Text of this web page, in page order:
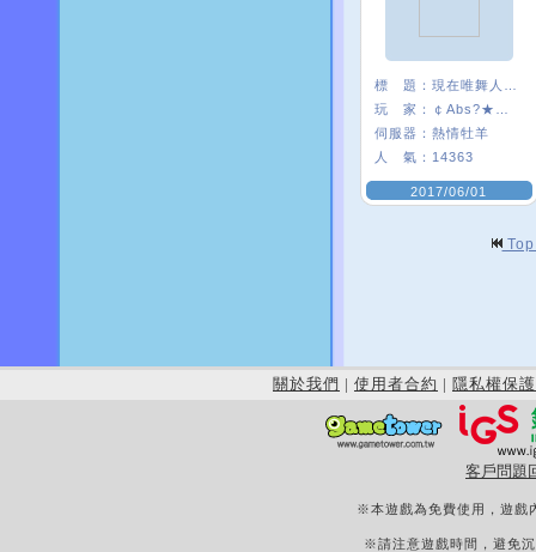
標 題：
玩 家：
伺服器： 熱情牡羊
人 氣： 14363
2017/06/01
關於我們 | 使用者合約 | 隱私權保護
客戶問題
※本遊戲為免費使用，遊戲
※請注意遊戲時間，避免